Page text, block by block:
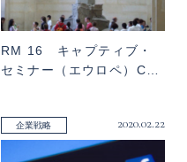
RM 16 キャプティブ・
セミナー（エウロペ）C…
企業戦略 2020.02.22